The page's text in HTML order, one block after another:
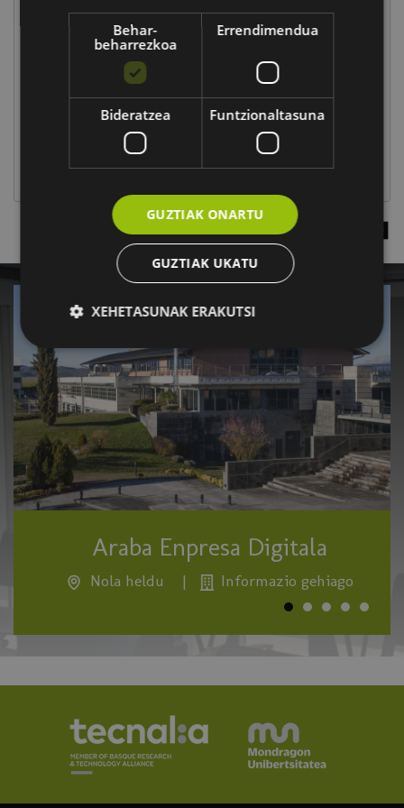
Laster proposamen berriekin itzuliko gara
10/09 -tik 10/09 -ra,
INFORMAZIO GEHIAGO
EKITALDI GEHIAGO IKUSI
Araba Enpresa Digitala
Nola heldu | Informazio gehiago
Behar-
beharrezkoa
Errendimendua
Bideratzea Funtzionaltasuna
GUZTIAK ONARTU
GUZTIAK UKATU
XEHETASUNAK ERAKUTSI